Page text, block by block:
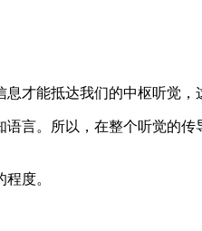
才能抵达我们的中枢听觉，
言。所以，在整个听觉的
度。